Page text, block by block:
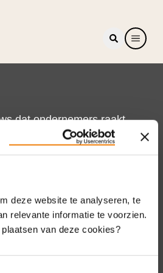
deze website te analyseren, te
relevante informatie te voorzien.
van deze cookies?
dat ondernemers raakt.
MKB-Nederland